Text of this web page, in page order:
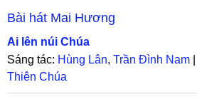
Bài hát Mai Hương
Ai lên núi Chúa
Sáng tác: Hùng Lân, Trần Đình Nam
Thiên Chúa